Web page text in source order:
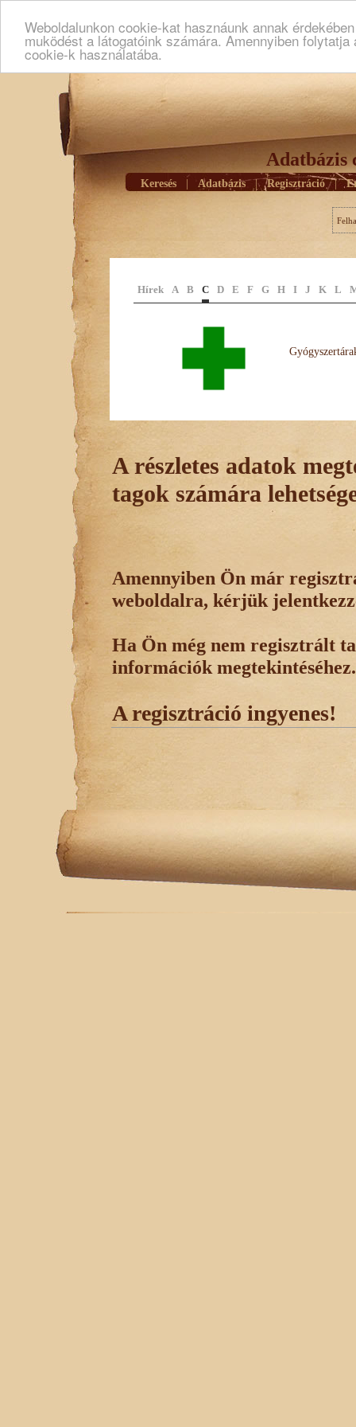
Weboldalunkon cookie-kat hasznáunk annak
muködést a látogatóink számára. Amennyiben
cookie-k használatába.
Adatbázis
Keresés Adatbázis | Regisztráció |
Hírek A B C D E F G H I J K L
A részletes adatok
tagok számára
Amennyiben Ön már
weboldalra, kérjük
Ha Ön még nem regisztrált
információk megtekintéséhez.
A regisztráció ingyenes!